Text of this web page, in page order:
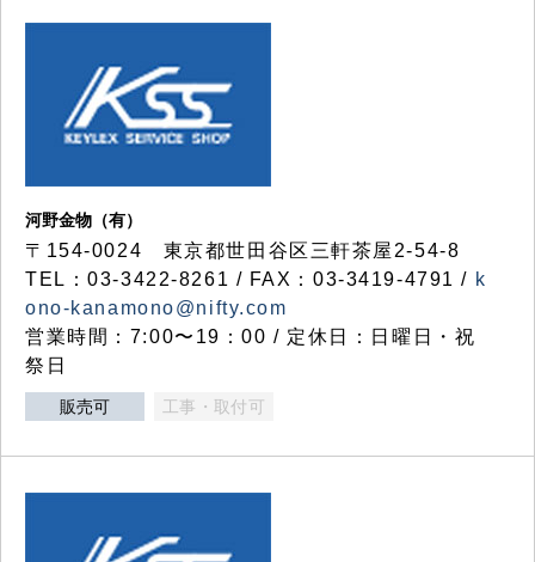
河野金物（有）
〒154-0024 東京都世田谷区三軒茶屋2-54-8
TEL：03-3422-8261 / FAX：03-3419-4791 / k
ono-kanamono@nifty.com
営業時間：7:00〜19：00 / 定休日：日曜日・祝
祭日
販売可 工事・取付可